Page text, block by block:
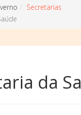
Secretarias
da